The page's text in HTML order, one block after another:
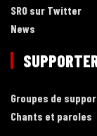
SRO sur Twitter
News
Groupes de
Chants et paroles